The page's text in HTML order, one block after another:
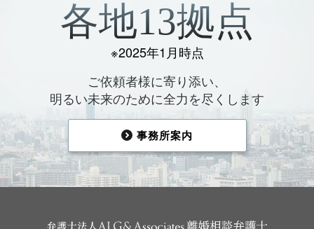
各地13拠点
※2025年1月時点
ご依頼者様に寄り添い、
明るい未来のために全力を尽くします
事務所案内